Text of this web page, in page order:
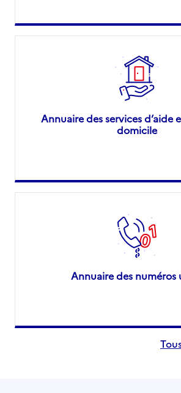
Annuaire des services d’aide
domicile
Annuaire des numéros